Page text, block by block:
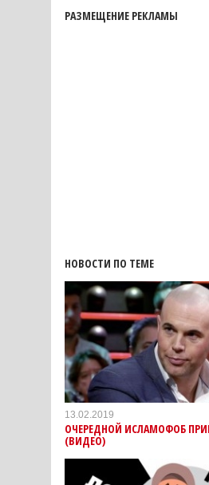
РАЗМЕЩЕНИЕ РЕКЛАМЫ
НОВОСТИ ПО ТЕМЕ
13.02.2019
ОЧЕРЕДНОЙ ИСЛАМОФОБ
(ВИДЕО)